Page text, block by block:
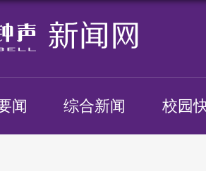
闻 综合新闻 校园